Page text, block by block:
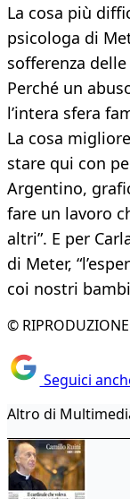
La cosa più
psicologa di
sofferenza
Perché un
l’intera sfera
La cosa
stare qui con
Argentino,
fare un lavoro
altri”. E per
di Meter,
coi nostri
© RIPRODUZIONE
Seguici
Altro di